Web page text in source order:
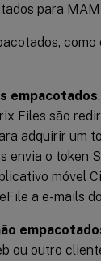
para
empacotados
Files são
adquirir um
envia o token
móvel
a e-mails
ou outro